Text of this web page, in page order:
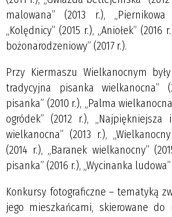
malowana” (2013 r.),
„Kolędnicy” (2015 r.), „Aniołek” (2016
bożonarodzeniowy” (2017 r.).
Przy Kiermaszu Wielkanocnym
tradycyjna pisanka wielkanocna”
pisanka” (2010 r.), „Palma
ogródek” (2012 r.),
wielkanocna” (2013 r.),
(2014 r.), „Baranek wielkanocny”
pisanka” (2016 r.), „Wycinanka ludowa”
Konkursy fotograficzne – tematyką
jego mieszkańcami, skierowane do